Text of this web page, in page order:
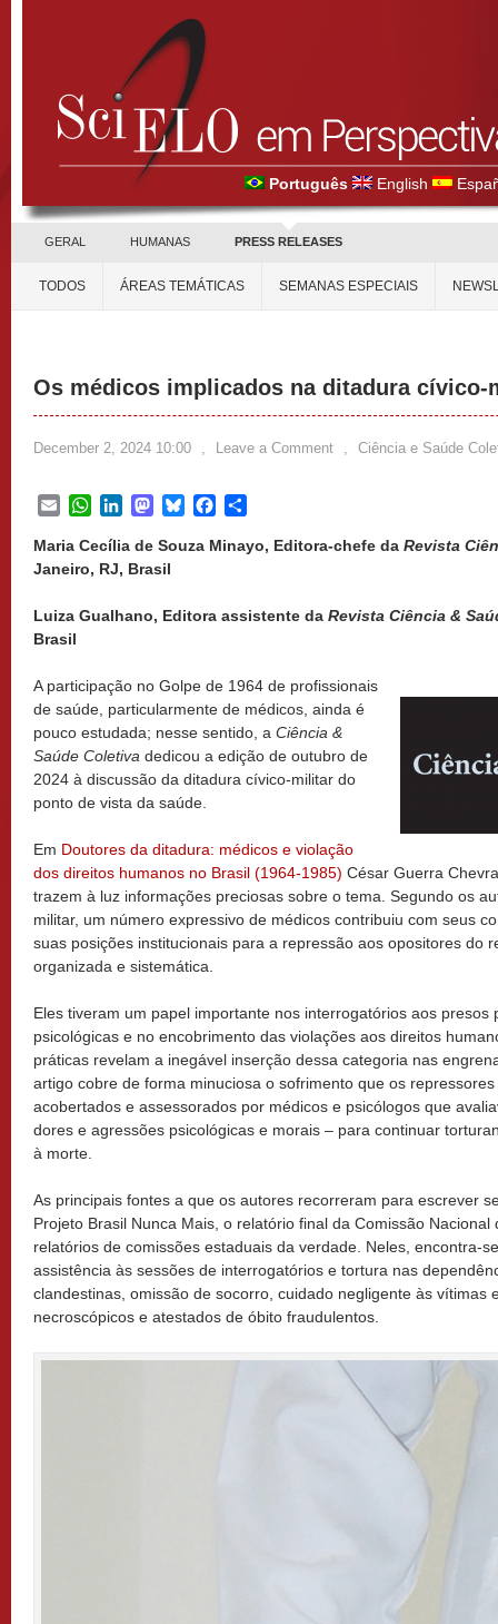
Português English
GERAL HUMANAS PRESS RELEASES
TODOS ÁREAS TEMÁTICAS SEMANAS ESPECIAIS
Os médicos implicados na ditadura cívico-
December 2, 2024 10:00 , Leave a Comment , Ciência e Saúde
EmailWhatsApp
LinkedInMastodon
BlueskyFacebook
Maria Cecília de Souza Minayo, Editora-chefe da Revista
Janeiro, RJ, Brasil
Luiza Gualhano, Editora assistente da Revista Ciência &
Brasil
A participação no Golpe de 1964 de profissionais
de saúde, particularmente de médicos, ainda é
pouco estudada; nesse sentido, a Ciência &
Saúde Coletiva dedicou a edição de outubro de
2024 à discussão da ditadura cívico-militar do
ponto de vista da saúde.
Em Doutores da ditadura: médicos e violação
dos direitos humanos no Brasil (1964-1985) César Guerra
trazem à luz informações preciosas sobre o tema. Segundo os
militar, um número expressivo de médicos contribuiu com seus
suas posições institucionais para a repressão aos opositores do
organizada e sistemática.
Eles tiveram um papel importante nos interrogatórios aos
psicológicas e no encobrimento das violações aos direitos
práticas revelam a inegável inserção dessa categoria nas
artigo cobre de forma minuciosa o sofrimento que os
acobertados e assessorados por médicos e psicólogos que
dores e agressões psicológicas e morais – para continuar
à morte.
As principais fontes a que os autores recorreram para escrever
Projeto Brasil Nunca Mais, o relatório final da Comissão Nacional
relatórios de comissões estaduais da verdade. Neles, encontra-
assistência às sessões de interrogatórios e tortura nas
clandestinas, omissão de socorro, cuidado negligente às vítimas
necroscópicos e atestados de óbito fraudulentos.